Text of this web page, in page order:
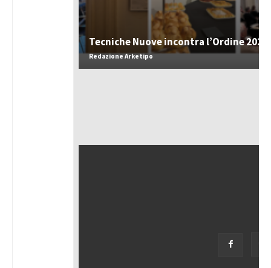
Tecniche Nuove incontra l’Ordine 2026
Redazione Arketipo